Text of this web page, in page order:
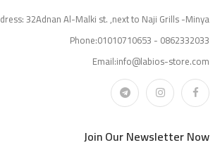
32Adnan Al-Malki st. ,next to Naji Grills -Minya
Phone:01010710653 - 0862332033
Email:info@labios-store.com
Join Our Newsletter Now